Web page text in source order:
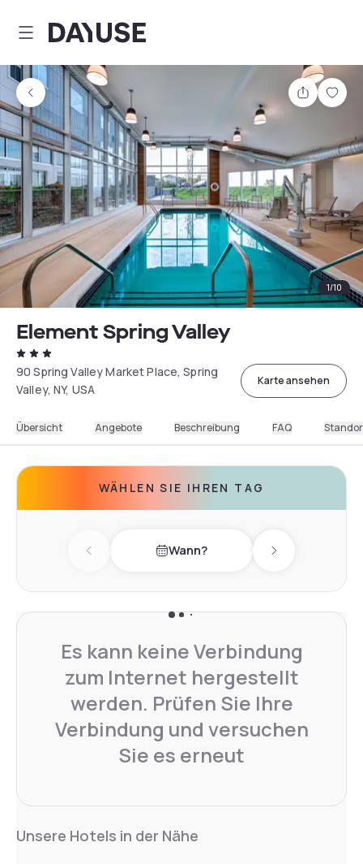
Dayuse
Teilen
1/10
Element Spring Valley
90 Spring Valley Market Place, Spring
Valley, NY, USA
Karte ansehen
Übersicht Angebote Beschreibung FAQ
WÄHLEN SIE IHREN TAG
Previous day Wann? Next day
Es kann keine Verbindung
zum Internet hergestellt
werden. Prüfen Sie Ihre
Verbindung und versuchen
Sie es erneut
Unsere Hotels in der Nähe